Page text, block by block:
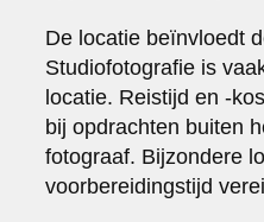
De locatie beïnvloedt
Studiofotografie is
locatie. Reistijd en -
bij opdrachten buiten
fotograaf. Bijzondere
voorbereidingstijd